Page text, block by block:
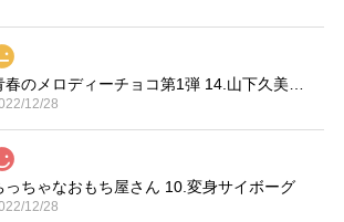
12/28
っちゃなおもち屋さん 10.変身サイボーグ
12/28